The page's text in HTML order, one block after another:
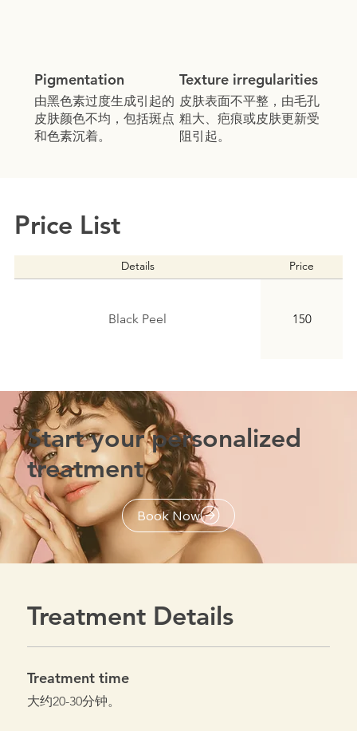
Pigmentation
由黑色素过度生成引起的
皮肤颜色不均，包括斑点
和色素沉着。
Texture irregularities
皮肤表面不平整，由毛孔
粗大、疤痕或皮肤更新受
阻引起。
Price List
Details Price
Black Peel 150
Start your personalized
treatment
Book Now
Treatment Details
Treatment time
大约20-30分钟。